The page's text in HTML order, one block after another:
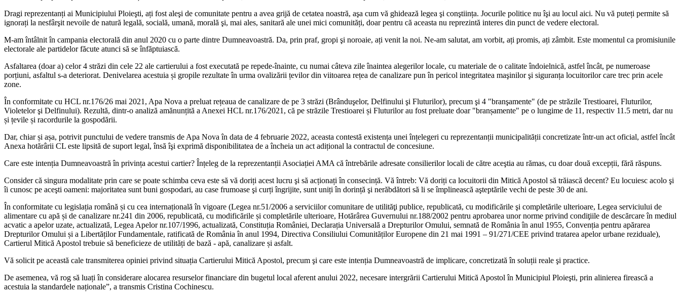
Dragi reprezentanți ai Municipiului Ploieşti, ați fost aleşi de comunitate pentru a avea grijă de cetatea noastră, aşa cum vă ghidează legea şi conştiința. Jocurile politice nu îşi au locul aici. Nu vă puteți permite să
ignorați la nesfârşit nevoile de natură legală, socială, umană, morală şi, mai ales, sanitară ale unei mici comunități, doar pentru că aceasta nu reprezintă interes din punct de vedere electoral.
M-am întâlnit în campania electorală din anul 2020 cu o parte dintre Dumneavoastră. Da, prin praf, gropi şi noroaie, ați venit la noi. Ne-am salutat, am vorbit, ați promis, ați zâmbit. Este momentul ca promisiunile
electorale ale partidelor făcute atunci să se înfăptuiască.
Asfaltarea (doar a) celor 4 străzi din cele 22 ale cartierului a fost executată pe repede-înainte, cu numai câteva zile înaintea alegerilor locale, cu materiale de o calitate îndoielnică, astfel încât, pe numeroase
porțiuni, asfaltul s-a deteriorat. Denivelarea acestuia și gropile rezultate în urma ovalizării țevilor din viitoarea rețea de canalizare pun în pericol integritatea maşinilor şi siguranța locuitorilor care trec prin acele
zone.
În conformitate cu HCL nr.176/26 mai 2021, Apa Nova a preluat rețeaua de canalizare de pe 3 străzi (Brânduşelor, Delfinului şi Fluturilor), precum şi 4 "branşamente" (de pe străzile Trestioarei, Fluturilor,
Violetelor şi Delfinului). Rezultă, dintr-o analiză amănunțită a Anexei HCL nr.176/2021, că pe străzile Trestioarei și Fluturilor au fost preluate doar "branșamente" pe o lungime de 11, respectiv 11.5 metri, dar nu
și țevile și racordurile la gospodării.
Dar, chiar și așa, potrivit punctului de vedere transmis de Apa Nova în data de 4 februarie 2022, aceasta contestă existența unei înțelegeri cu reprezentanții municipalității concretizate într-un act oficial, astfel încât
Anexa hotărârii CL este lipsită de suport legal, însă îşi exprimă disponibilitatea de a încheia un act adițional la contractul de concesiune.
Care este intenția Dumneavoastră în privința acestui cartier? Înțeleg de la reprezentanții Asociației AMA că întrebările adresate consilierilor locali de către aceştia au rămas, cu doar două excepții, fără răspuns.
Consider că singura modalitate prin care se poate schimba ceva este să vă doriți acest lucru şi să acționați în consecință. Vă întreb: Vă doriți ca locuitorii din Mitică Apostol să trăiască decent? Eu locuiesc acolo şi
îi cunosc pe aceşti oameni: majoritatea sunt buni gospodari, au case frumoase şi curți îngrijite, sunt uniți în dorință şi nerăbdători să li se împlinească aşteptările vechi de peste 30 de ani.
În conformitate cu legislația română și cu cea internațională în vigoare (Legea nr.51/2006 a serviciilor comunitare de utilităţi publice, republicată, cu modificările şi completările ulterioare, Legea serviciului de
alimentare cu apă și de canalizare nr.241 din 2006, republicată, cu modificările și completările ulterioare, Hotărârea Guvernului nr.188/2002 pentru aprobarea unor norme privind condiţiile de descărcare în mediul
acvatic a apelor uzate, actualizată, Legea Apelor nr.107/1996, actualizată, Constituția României, Declarația Universală a Drepturilor Omului, semnată de România în anul 1955, Convenția pentru apărarea
Drepturilor Omului și a Libertăților Fundamentale, ratificată de România în anul 1994, Directiva Consiliului Comunităților Europene din 21 mai 1991 – 91/271/CEE privind tratarea apelor urbane reziduale),
Cartierul Mitică Apostol trebuie să beneficieze de utilități de bază - apă, canalizare și asfalt.
Vă solicit pe această cale transmiterea opiniei privind situația Cartierului Mitică Apostol, precum şi care este intenția Dumneavoastră de implicare, concretizată în soluții reale şi practice.
De asemenea, vă rog să luați în considerare alocarea resurselor financiare din bugetul local aferent anului 2022, necesare intergrării Cartierului Mitică Apostol în Municipiul Ploieşti, prin alinierea firească a
acestuia la standardele naționale”, a transmis Cristina Cochinescu.